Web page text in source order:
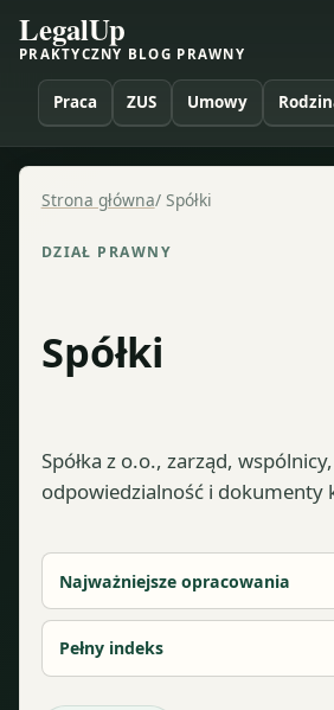
LegalUp
PRAKTYCZNY BLOG PRAWNY
Praca ZUS Umowy
Strona główna/ Spółki
DZIAŁ PRAWNY
Spółki
Spółka z o.o., zarząd, wspólnicy,
odpowiedzialność i dokumenty
Najważniejsze opracowania
Pełny indeks